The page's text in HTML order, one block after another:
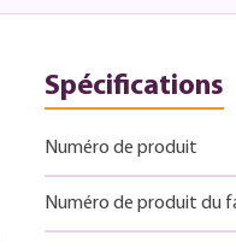
Spécifications
Numéro de produit
Numéro de produit du